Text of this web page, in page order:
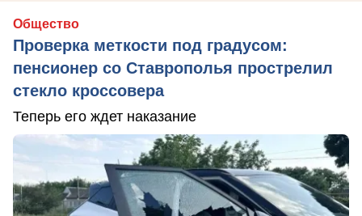
Общество
Проверка меткости под градусом:
пенсионер со Ставрополья прострелил
стекло кроссовера
Теперь его ждет наказание